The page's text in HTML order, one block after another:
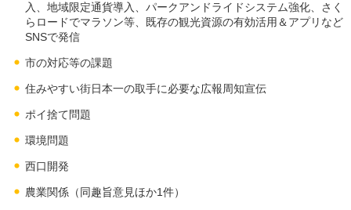
入、地域限定通貨導入、パークアンドライドシステム強化、さく
らロードでマラソン等、既存の観光資源の有効活用＆アプリなど
SNSで発信
市の対応等の課題
住みやすい街日本一の取手に必要な広報周知宣伝
ポイ捨て問題
環境問題
西口開発
農業関係（同趣旨意見ほか1件）